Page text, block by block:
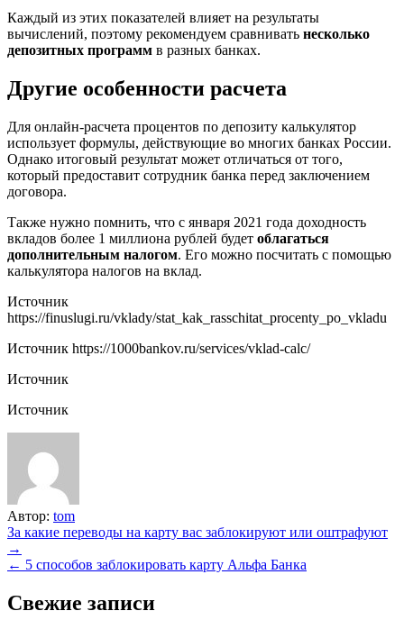
Каждый из этих показателей влияет на результаты
вычислений, поэтому рекомендуем сравнивать несколько
депозитных программ в разных банках.
Другие особенности расчета
Для онлайн-расчета процентов по депозиту калькулятор
использует формулы, действующие во многих банках России.
Однако итоговый результат может отличаться от того,
который предоставит сотрудник банка перед заключением
договора.
Также нужно помнить, что с января 2021 года доходность
вкладов более 1 миллиона рублей будет облагаться
дополнительным налогом. Его можно посчитать с помощью
калькулятора налогов на вклад.
Источник
https://finuslugi.ru/vklady/stat_kak_rasschitat_procenty_po_vkladu
Источник https://1000bankov.ru/services/vklad-calc/
Источник
Источник
Автор: tom
Навигация
по
За какие переводы на карту вас заблокируют или оштрафуют
→
← 5 способов заблокировать карту Альфа Банка
Свежие записи